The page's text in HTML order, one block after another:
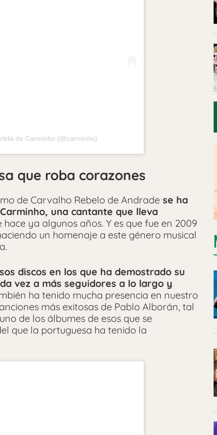
de Carminho (@carminho)
que roba corazones
de Carvalho Rebelo de Andrade se ha
una cantante que lleva
ya algunos años. Y es que fue en 2009
un homenaje a este género musical
discos en los que ha demostrado su
vez a más seguidores a lo largo y
ha tenido mucha presencia en nuestro
más exitosas de Pablo Alborán, tal
de los álbumes de esos que se
que la portuguesa ha tenido la